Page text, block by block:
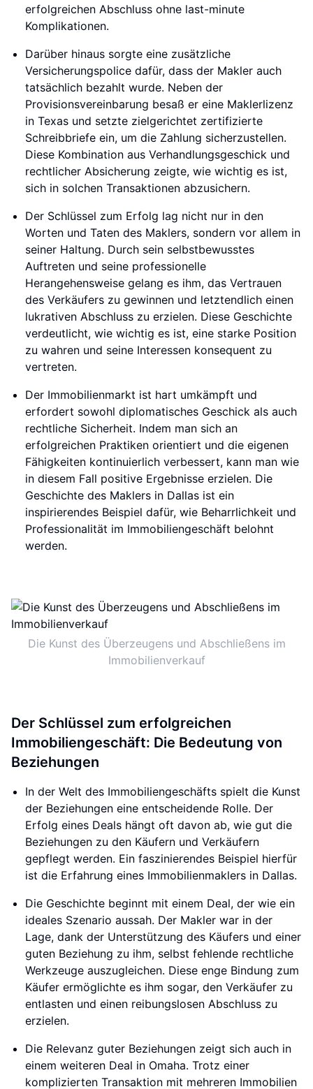
erfolgreichen Abschluss ohne last-minute
Komplikationen.
Darüber hinaus sorgte eine zusätzliche
Versicherungspolice dafür, dass der Makler auch
tatsächlich bezahlt wurde. Neben der
Provisionsvereinbarung besaß er eine Maklerlizenz
in Texas und setzte zielgerichtet zertifizierte
Schreibbriefe ein, um die Zahlung sicherzustellen.
Diese Kombination aus Verhandlungsgeschick und
rechtlicher Absicherung zeigte, wie wichtig es ist,
sich in solchen Transaktionen abzusichern.
Der Schlüssel zum Erfolg lag nicht nur in den
Worten und Taten des Maklers, sondern vor allem in
seiner Haltung. Durch sein selbstbewusstes
Auftreten und seine professionelle
Herangehensweise gelang es ihm, das Vertrauen
des Verkäufers zu gewinnen und letztendlich einen
lukrativen Abschluss zu erzielen. Diese Geschichte
verdeutlicht, wie wichtig es ist, eine starke Position
zu wahren und seine Interessen konsequent zu
vertreten.
Der Immobilienmarkt ist hart umkämpft und
erfordert sowohl diplomatisches Geschick als auch
rechtliche Sicherheit. Indem man sich an
erfolgreichen Praktiken orientiert und die eigenen
Fähigkeiten kontinuierlich verbessert, kann man wie
in diesem Fall positive Ergebnisse erzielen. Die
Geschichte des Maklers in Dallas ist ein
inspirierendes Beispiel dafür, wie Beharrlichkeit und
Professionalität im Immobiliengeschäft belohnt
werden.
Die Kunst des Überzeugens und Abschließens im
Immobilienverkauf
Der Schlüssel zum erfolgreichen
Immobiliengeschäft: Die Bedeutung von
Beziehungen
In der Welt des Immobiliengeschäfts spielt die Kunst
der Beziehungen eine entscheidende Rolle. Der
Erfolg eines Deals hängt oft davon ab, wie gut die
Beziehungen zu den Käufern und Verkäufern
gepflegt werden. Ein faszinierendes Beispiel hierfür
ist die Erfahrung eines Immobilienmaklers in Dallas.
Die Geschichte beginnt mit einem Deal, der wie ein
ideales Szenario aussah. Der Makler war in der
Lage, dank der Unterstützung des Käufers und einer
guten Beziehung zu ihm, selbst fehlende rechtliche
Werkzeuge auszugleichen. Diese enge Bindung zum
Käufer ermöglichte es ihm sogar, den Verkäufer zu
entlasten und einen reibungslosen Abschluss zu
erzielen.
Die Relevanz guter Beziehungen zeigt sich auch in
einem weiteren Deal in Omaha. Trotz einer
komplizierten Transaktion mit mehreren Immobilien